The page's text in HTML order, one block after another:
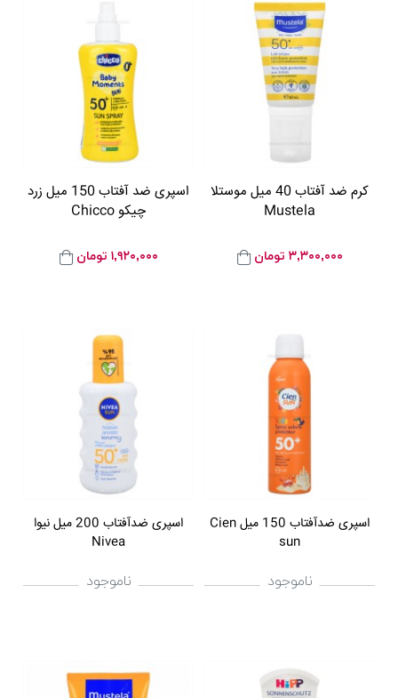
کرم ضد آفتاب 40 میل موستلا
Mustela
۳,۳۰۰,۰۰۰ تومان
اسپری ضد آفتاب 150 میل زرد
چیکو Chicco
۱,۹۲۰,۰۰۰ تومان
اسپری ضدآفتاب 150 میل Cien
sun
ناموجود
اسپری ضدآفتاب 200 ميل نيوا
Nivea
ناموجود